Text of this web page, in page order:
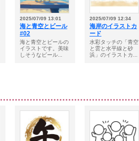
2025/07/09 13:01
海と青空とビール
#02
海と青空とビールの
イラストです。美味
しそうなビール...
2025/07/09 12:34
海岸のイラストカ
ード
水彩タッチの「青空
と雲と水平線と砂
浜」のイラストカ...